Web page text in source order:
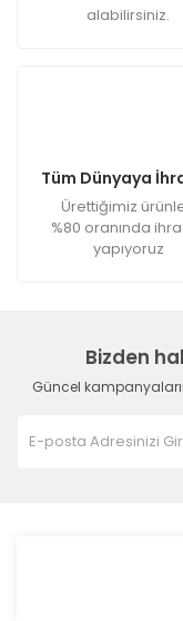
alabilirsiniz.
Tüm Dünyaya
Ürettiğimiz
%80 oranında
yapıyoruz
Bizden
Güncel